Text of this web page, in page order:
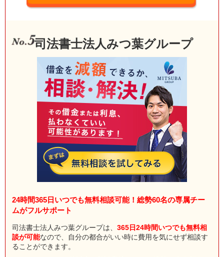
司法書士法人みつ葉グループ
24時間365日いつでも無料相談可能！総勢60名の専属チー
ムがフルサポート
司法書士法人みつ葉グループは、 365日24時間いつでも無料相
談が可能なので、自分の都合がいい時に費用を気にせず相談す
ることができます。